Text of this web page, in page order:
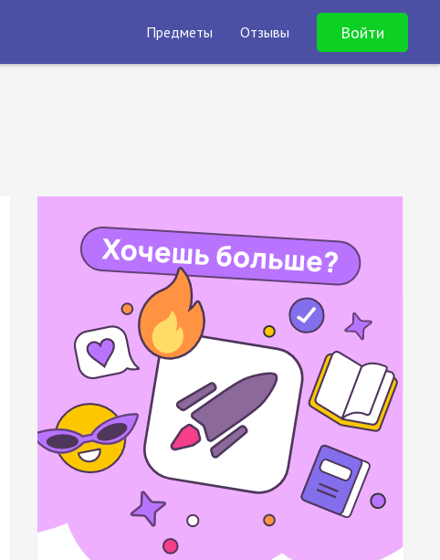
Предметы Отзывы Войти